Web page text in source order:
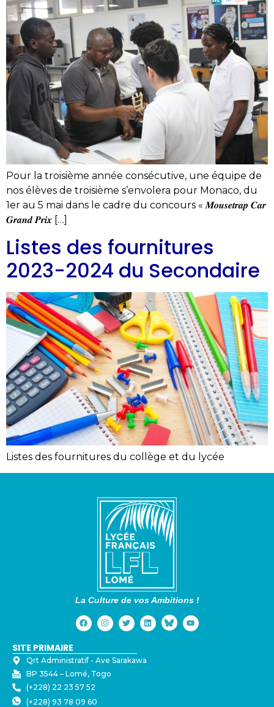
Pour la troisième année consécutive, une équipe de
nos élèves de troisième s’envolera pour Monaco, du
1er au 5 mai dans le cadre du concours « 𝑴𝒐𝒖𝒔𝒆𝒕𝒓𝒂𝒑 𝑪𝒂𝒓
𝑮𝒓𝒂𝒏𝒅 𝑷𝒓𝒊𝒙 […]
Listes des fournitures
2023-2024 du Secondaire
Listes des fournitures du collège et du lycée
La Culture de vos Ambitions !
SITE PRIMAIRE
Qrt Administratif - ⁠Ave Sarakawa
BP 3544 – Lomé, Togo
(+228) 22 23 57 52
(+228) 93 78 09 60